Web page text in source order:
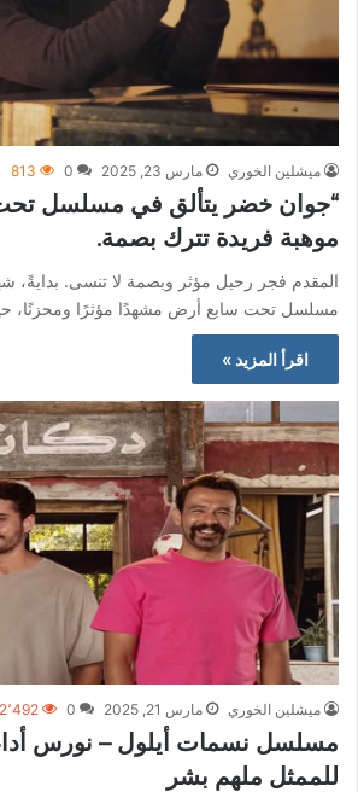
ميشلين الخوري مارس 23, 2025 0
813
“جوان خضر يتألق في مسلسل
موهبة فريدة تترك بصمة.
مسلسل تحت سابع أرض مشهدًا مؤثرًا ومحزنًا،
اقرأ المزيد »
ميشلين الخوري مارس 21, 2025 0 2٬492
مسلسل نسمات أيلول – نورس
للممثل ملهم بشر